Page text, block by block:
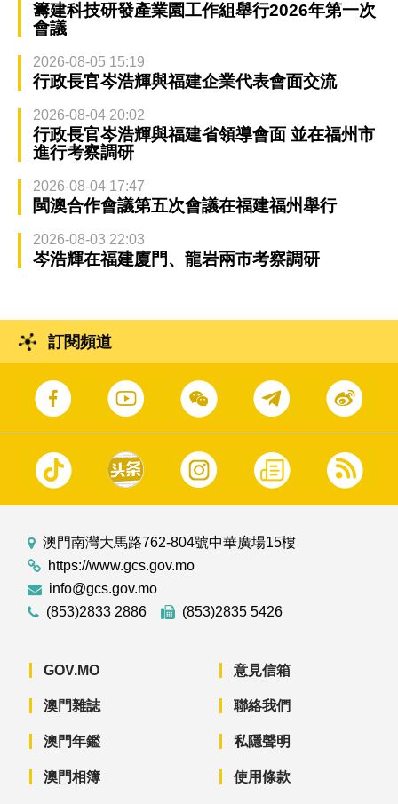
籌建科技研發產業園工作組舉行2026年第一次
會議
2026-08-05 15:19
行政長官岑浩輝與福建企業代表會面交流
2026-08-04 20:02
行政長官岑浩輝與福建省領導會面 並在福州市
進行考察調研
2026-08-04 17:47
閩澳合作會議第五次會議在福建福州舉行
2026-08-03 22:03
岑浩輝在福建廈門、龍岩兩市考察調研
訂閱頻道
澳門南灣大馬路762-804號中華廣場15樓
https://www.gcs.gov.mo
info@gcs.gov.mo
(853)2833 2886
(853)2835 5426
GOV.MO
澳門雜誌
澳門年鑑
澳門相簿
意見信箱
聯絡我們
私隱聲明
使用條款